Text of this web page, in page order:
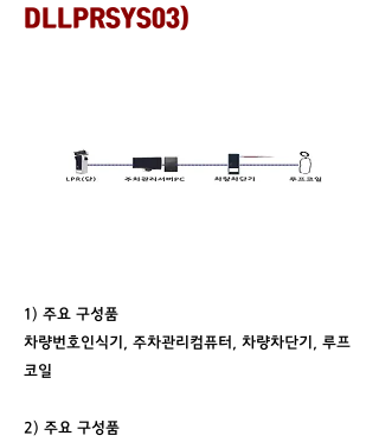
DLLPRSYS03)
1) 주요 구성품
차량번호인식기, 주차관리컴퓨터, 차량차단기, 루프
코일
2) 주요 구성품